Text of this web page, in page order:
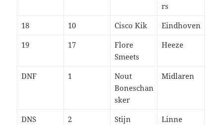
rs
18
10 Cisco Kik
Eindhoven
19
17
Flore
Smeets
Heeze
DNF 1
Nout
Boneschan
sker
Midlaren
DNS 2
Stijn
Linne